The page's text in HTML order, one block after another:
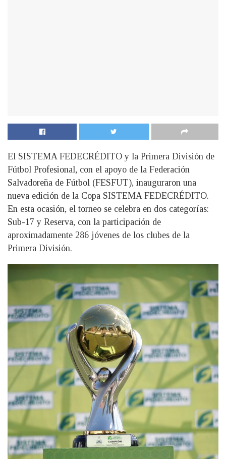
El SISTEMA FEDECRÉDITO y la Primera División de
Fútbol Profesional, con el apoyo de la Federación
Salvadoreña de Fútbol (FESFUT), inauguraron una
nueva edición de la Copa SISTEMA FEDECRÉDITO.
En esta ocasión, el torneo se celebra en dos categorías:
Sub-17 y Reserva, con la participación de
aproximadamente 286 jóvenes de los clubes de la
Primera División.